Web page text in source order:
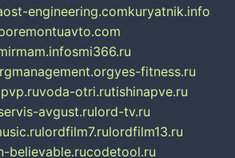
ost-engineering.comkuryatnik.info
smi366.ru
yes-fitness.ru
voda-otri.rutishinapve.ru
avgust.rulord-tv.ru
lordfilm7.rulordfilm13.ru
believable.rucodetool.ru